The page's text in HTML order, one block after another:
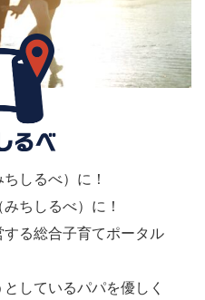
しるべ）に！
ちしるべ）に！
る総合子育てポータル
しているパパを優しく